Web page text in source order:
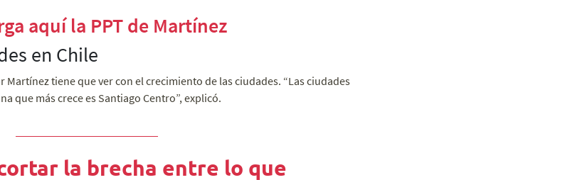
aquí la PPT de Martínez
en Chile
Martínez tiene que ver con el crecimiento de las ciudades. “Las ciudades
que más crece es Santiago Centro”, explicó.
la brecha entre lo que